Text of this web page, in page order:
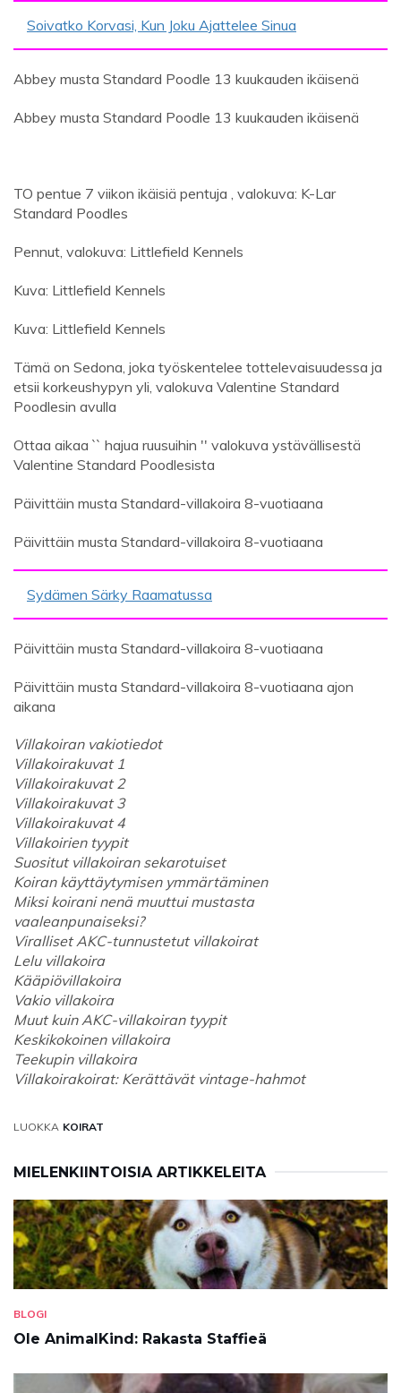
Soivatko Korvasi, Kun Joku Ajattelee Sinua
Abbey musta Standard Poodle 13 kuukauden ikäisenä
Abbey musta Standard Poodle 13 kuukauden ikäisenä
TO pentue 7 viikon ikäisiä pentuja , valokuva: K-Lar
Standard Poodles
Pennut, valokuva: Littlefield Kennels
Kuva: Littlefield Kennels
Kuva: Littlefield Kennels
Tämä on Sedona, joka työskentelee tottelevaisuudessa ja
etsii korkeushypyn yli, valokuva Valentine Standard
Poodlesin avulla
Ottaa aikaa `` hajua ruusuihin '' valokuva ystävällisestä
Valentine Standard Poodlesista
Päivittäin musta Standard-villakoira 8-vuotiaana
Päivittäin musta Standard-villakoira 8-vuotiaana
Sydämen Särky Raamatussa
Päivittäin musta Standard-villakoira 8-vuotiaana
Päivittäin musta Standard-villakoira 8-vuotiaana ajon
aikana
Villakoiran vakiotiedot
Villakoirakuvat 1
Villakoirakuvat 2
Villakoirakuvat 3
Villakoirakuvat 4
Villakoirien tyypit
Suositut villakoiran sekarotuiset
Koiran käyttäytymisen ymmärtäminen
Miksi koirani nenä muuttui mustasta
vaaleanpunaiseksi?
Viralliset AKC-tunnustetut villakoirat
Lelu villakoira
Kääpiövillakoira
Vakio villakoira
Muut kuin AKC-villakoiran tyypit
Keskikokoinen villakoira
Teekupin villakoira
Villakoirakoirat: Kerättävät vintage-hahmot
LUOKKA KOIRAT
MIELENKIINTOISIA ARTIKKELEITA
BLOGI
Ole AnimalKind: Rakasta Staffieä